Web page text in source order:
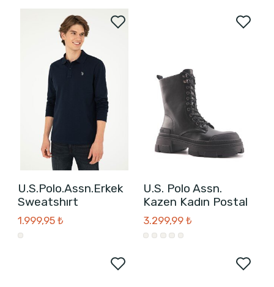
U.S.Polo.Assn.Erkek
Sweatshırt
1.999,95 ₺
U.S. Polo Assn.
Kazen Kadın Postal
3.299,99 ₺